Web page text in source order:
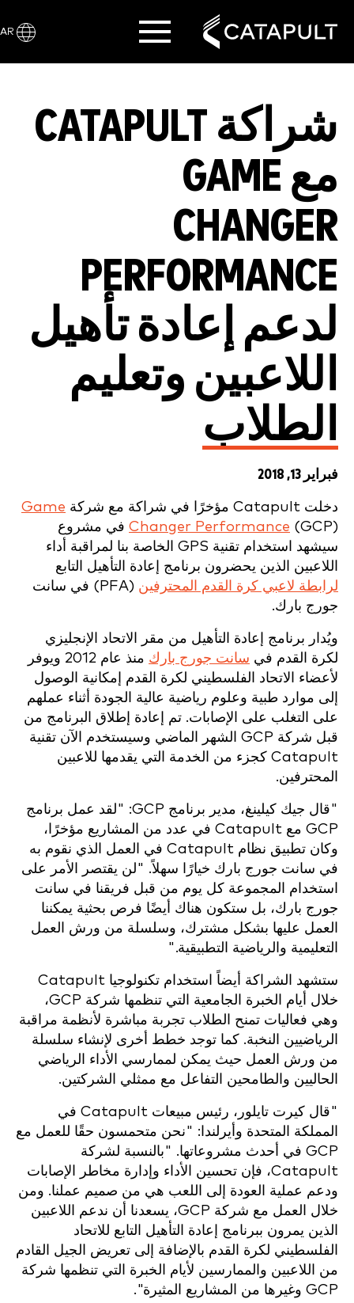
شراكة CATAPULT
مع GAME
CHANGER
PERFORMANCE
لدعم إعادة تأهيل
اللاعبين وتعليم
الطلاب
فبراير 13, 2018
دخلت Catapult مؤخرًا في شراكة مع شركة
Game
Changer Performance (GCP) في مشروع
سيشهد استخدام تقنية GPS الخاصة بنا لمراقبة أداء
اللاعبين الذين يحضرون برنامج إعادة التأهيل التابع
لرابطة لاعبي كرة القدم المحترفين
(PFA) في سانت
جورج بارك.
ويُدار برنامج إعادة التأهيل من مقر الاتحاد الإنجليزي
لكرة القدم في سانت جورج بارك
منذ عام 2012 ويوفر
لأعضاء الاتحاد الفلسطيني لكرة القدم إمكانية الوصول
إلى موارد طبية وعلوم رياضية عالية الجودة أثناء عملهم
على التغلب على الإصابات. تم إعادة إطلاق البرنامج من
قبل شركة GCP الشهر الماضي وسيستخدم الآن تقنية
Catapult كجزء من الخدمة التي يقدمها للاعبين
المحترفين.
"قال جيك كيلينغ، مدير برنامج GCP: "لقد عمل برنامج
GCP مع Catapult في عدد من المشاريع مؤخرًا،
وكان تطبيق نظام Catapult في العمل الذي نقوم به
في سانت جورج بارك خيارًا سهلاً. "لن يقتصر الأمر على
استخدام المجموعة كل يوم من قبل فريقنا في سانت
جورج بارك، بل ستكون هناك أيضًا فرص بحثية يمكننا
العمل عليها بشكل مشترك، وسلسلة من ورش العمل
التعليمية والرياضية التطبيقية."
ستشهد الشراكة أيضاً استخدام تكنولوجيا Catapult
خلال أيام الخبرة الجامعية التي تنظمها شركة GCP،
وهي فعاليات تمنح الطلاب تجربة مباشرة لأنظمة مراقبة
الرياضيين النخبة. كما توجد خطط أخرى لإنشاء سلسلة
من ورش العمل حيث يمكن لممارسي الأداء الرياضي
الحاليين والطامحين التفاعل مع ممثلي الشركتين.
"قال كيرت تايلور، رئيس مبيعات Catapult في
المملكة المتحدة وأيرلندا: "نحن متحمسون حقًا للعمل مع
GCP في أحدث مشروعاتها. "بالنسبة لشركة
Catapult، فإن تحسين الأداء وإدارة مخاطر الإصابات
ودعم عملية العودة إلى اللعب هي من صميم عملنا. ومن
خلال العمل مع شركة GCP، يسعدنا أن ندعم اللاعبين
الذين يمرون ببرنامج إعادة التأهيل التابع للاتحاد
الفلسطيني لكرة القدم بالإضافة إلى تعريض الجيل القادم
من اللاعبين والممارسين لأيام الخبرة التي تنظمها شركة
GCP وغيرها من المشاريع المثيرة".